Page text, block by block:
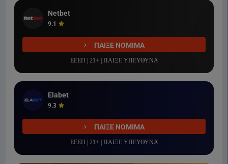
Netbet
9.1
ΠΑΙΞΕ ΝΟΜΙΜΑ
ΕΕΕΠ | 21+ | ΠΑΙΞΕ ΥΠΕΥΘΥΝΑ
Elabet
9.3
ΠΑΙΞΕ ΝΟΜΙΜΑ
ΕΕΕΠ | 21+ | ΠΑΙΞΕ ΥΠΕΥΘΥΝΑ